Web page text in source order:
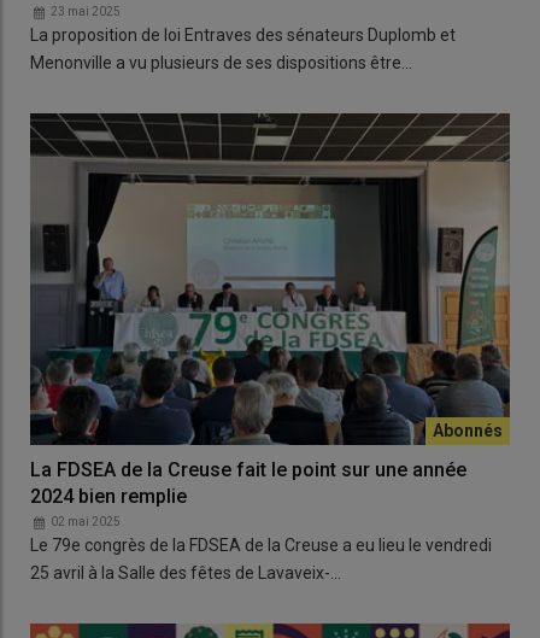
23 mai 2025
La proposition de loi Entraves des sénateurs Duplomb et
Menonville a vu plusieurs de ses dispositions être…
La FDSEA de la Creuse fait le point sur une année
2024 bien remplie
02 mai 2025
Le 79e congrès de la FDSEA de la Creuse a eu lieu le vendredi
25 avril à la Salle des fêtes de Lavaveix-…